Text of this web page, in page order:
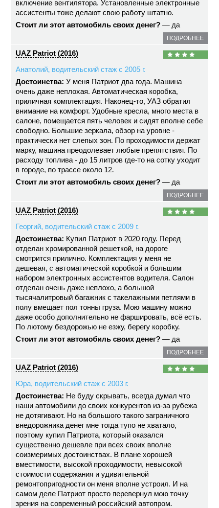
включение вентилятора. Установленные электронные
ассистенты тоже делают свою работу штатно.
Стоит ли этот автомобиль своих денег? — да
ПОДРОБНЕЕ
UAZ Patriot (2016)
Анатолий, водительский стаж с 2005 г.
Достоинства: У меня Патриот два года. Машина
очень даже неплохая. Автоматическая коробка,
приличная комплектация. Наконец-то, УАЗ обратил
внимание на комфорт. Удобные кресла, много места в
салоне, помещается пять человек и сидят вполне себе
свободно. Большие зеркала, обзор на уровне -
практически нет слепых зон. По проходимости держат
марку, машина преодолевает любые препятствия. По
расходу топлива - до 15 литров где-то на сотку уходит
в городе, по трассе около 12.
Стоит ли этот автомобиль своих денег? — да
ПОДРОБНЕЕ
UAZ Patriot (2016)
Георгий, водительский стаж с 2009 г.
Достоинства: Купил Патриот в 2020 году. Перед
отделан хромированной решеткой, на дороге
смотрится прилично. Комплектация у меня не
дешевая, с автоматической коробкой и большим
набором электронных ассистентов водителя. Салон
отделан очень даже неплохо, а большой
тысячалитровый багажник с такелажными петлями в
полу вмещает пол тонны груза. Мою машину можно
даже особо дополнительно не фаршировать, всё есть.
По лютому бездорожью не езжу, берегу коробку.
Стоит ли этот автомобиль своих денег? — да
ПОДРОБНЕЕ
UAZ Patriot (2016)
Юра, водительский стаж с 2003 г.
Достоинства: Не буду скрывать, всегда думал что
наши автомобили до своих конкурентов из-за рубежа
не дотягивают. Но на большого такого заграничного
внедорожника денег мне тогда тупо не хватало,
поэтому купил Патриота, который оказался
существенно дешевле при всех своих вполне
соизмеримых достоинствах. В плане хорошей
вместимости, высокой проходимости, невысокой
стоимости содержания и удивительной
ремонтопригодности он меня вполне устроил. И на
самом деле Патриот просто перевернул мою точку
зрения на современный российский автопром.